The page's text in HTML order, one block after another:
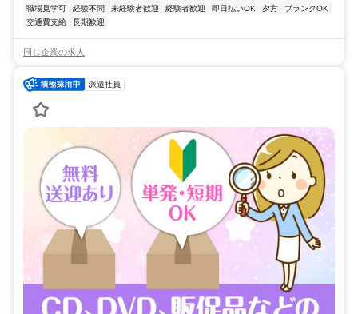
職場見学可 経験不問 未経験者歓迎 経験者歓迎 即日払いOK 夕方
ブランクOK
交通費支給
長期歓迎
同じ企業の求人
派遣社員